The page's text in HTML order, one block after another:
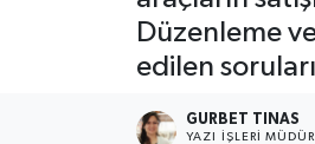
Düzenleme
edilen
GURBET TINAS
YAZI İŞLERI
Kültür - Sanat